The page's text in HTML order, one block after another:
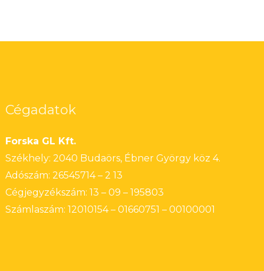
Cégadatok
Forska GL Kft.
Székhely: 2040 Budaörs, Ébner György köz 4.
Adószám: 26545714 – 2 13
Cégjegyzékszám: 13 – 09 – 195803
Számlaszám: 12010154 – 01660751 – 00100001